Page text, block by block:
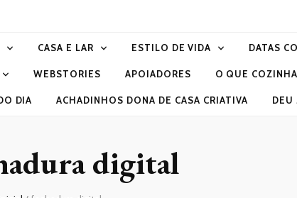
CASA E LAR ESTILO DE VIDA DATAS
WEBSTORIES APOIADORES O QUE
DIA ACHADINHOS DONA DE CASA CRIATIVA DEU
digital